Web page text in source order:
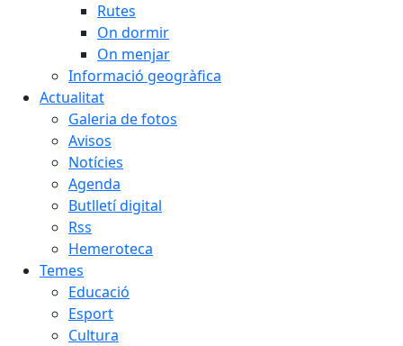
Rutes
On dormir
On menjar
Informació geogràfica
Actualitat
Galeria de fotos
Avisos
Notícies
Agenda
Butlletí digital
Rss
Hemeroteca
Temes
Educació
Esport
Cultura